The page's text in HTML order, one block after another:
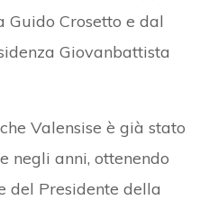
Crosetto e dal
Giovanbattista
Valensise è già stato
negli anni, ottenendo
del Presidente della